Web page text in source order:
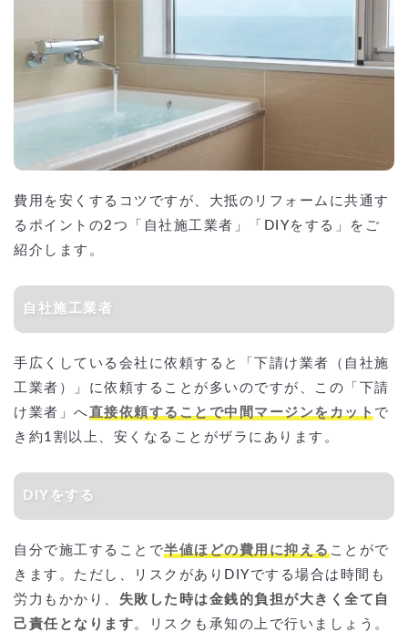
費用を安くするコツですが、大抵のリフォームに共通す
るポイントの2つ「自社施工業者」「DIYをする」をご
紹介します。
自社施工業者
手広くしている会社に依頼すると「下請け業者（自社施
工業者）」に依頼することが多いのですが、この「下請
け業者」へ直接依頼することで中間マージンをカット で
き約1割以上、安くなることがザラにあります。
DIYをする
自分で施工することで半値ほどの費用に抑える ことがで
きます。ただし、リスクがありDIYでする場合は時間も
労力もかかり、 失敗した時は金銭的負担が大きく全て自
己責任となります 。リスクも承知の上で行いましょう。